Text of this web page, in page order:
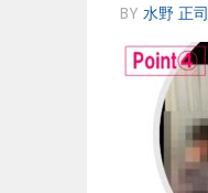
BY 水野 正司